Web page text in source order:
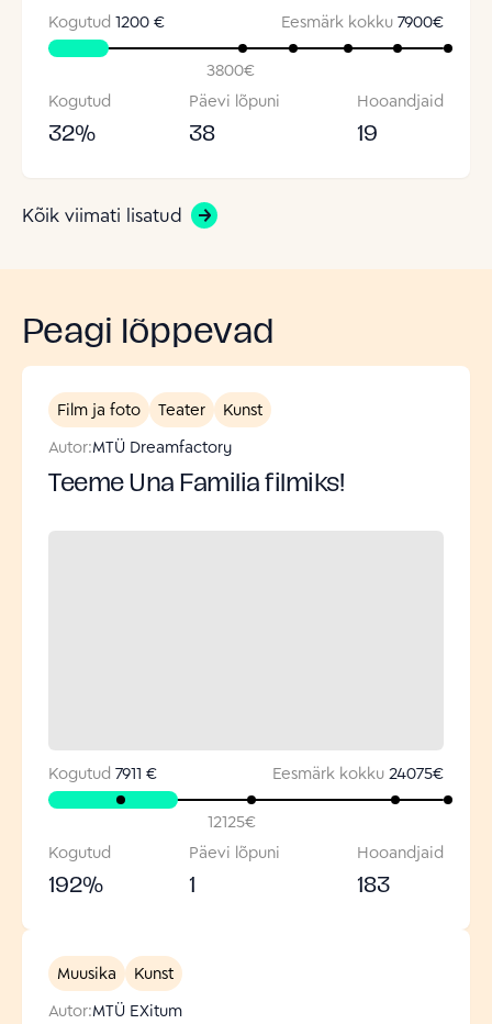
Kogutud 1200 € Eesmärk kokku 7900€
3800€
Kogutud
32%
Päevi lõpuni
38
Hooandjaid
19
Kõik viimati lisatud
Peagi lõppevad
Film ja foto Teater
Kunst
Autor:MTÜ Dreamfactory
Teeme Una Familia filmiks!
Kogutud 7911 € Eesmärk kokku 24075€
12125€
Kogutud
192%
Päevi lõpuni
1
Hooandjaid
183
Muusika
Kunst
Autor:MTÜ EXitum